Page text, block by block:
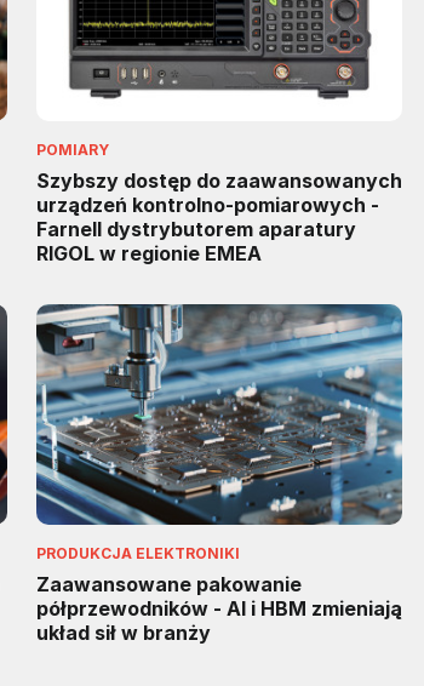
POMIARY
Szybszy dostęp do zaawansowanych
urządzeń kontrolno-pomiarowych -
Farnell dystrybutorem aparatury
RIGOL w regionie EMEA
PRODUKCJA ELEKTRONIKI
Zaawansowane pakowanie
półprzewodników - AI i HBM zmieniają
układ sił w branży